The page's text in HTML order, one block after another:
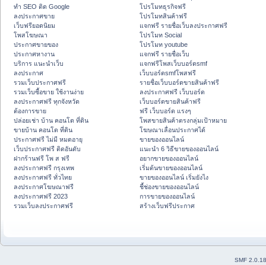
ทำ SEO ติด Google
ลงประกาศขาย
เว็บฟรียอดนิยม
โพสโฆษณา
ประกาศขายของ
ประกาศหางาน
บริการ แนะนำเว็บ
ลงประกาศ
รวมเว็บประกาศฟรี
รวมเว็บซื้อขาย ใช้งานง่าย
ลงประกาศฟรี ทุกจังหวัด
ต้องการขาย
ปล่อยเช่า บ้าน คอนโด ที่ดิน
ขายบ้าน คอนโด ที่ดิน
ประกาศฟรี ไม่มี หมดอายุ
เว็บประกาศฟรี ติดอันดับ
ฝากร้านฟรี โพ ส ฟรี
ลงประกาศฟรี กรุงเทพ
ลงประกาศฟรี ทั่วไทย
ลงประกาศโฆษณาฟรี
ลงประกาศฟรี 2023
รวมเว็บลงประกาศฟรี
โปรโมทธุรกิจฟรี
โปรโมทสินค้าฟรี
แจกฟรี รายชื่อเว็บลงประกาศฟรี
โปรโมท Social
โปรโมท youtube
แจกฟรี รายชื่อเว็บ
แจกฟรีโพสเว็บบอร์ดsmf
เว็บบอร์ดsmfโพสฟรี
รายชื่อเว็บบอร์ดขายสินค้าฟรี
ลงประกาศฟรี เว็บบอร์ด
เว็บบอร์ดขายสินค้าฟรี
ฟรี เว็บบอร์ด แรงๆ
โพสขายสินค้าตรงกลุ่มเป้าหมาย
โฆษณาเลื่อนประกาศได้
ขายของออนไลน์
แนะนำ 6 วิธีขายของออนไลน์
อยากขายของออนไลน์
เริ่มต้นขายของออนไลน์
ขายของออนไลน์ เริ่มยังไง
ชี้ช่องขายของออนไลน์
การขายของออนไลน์
สร้างเว็บฟรีประกาศ
SMF 2.0.18